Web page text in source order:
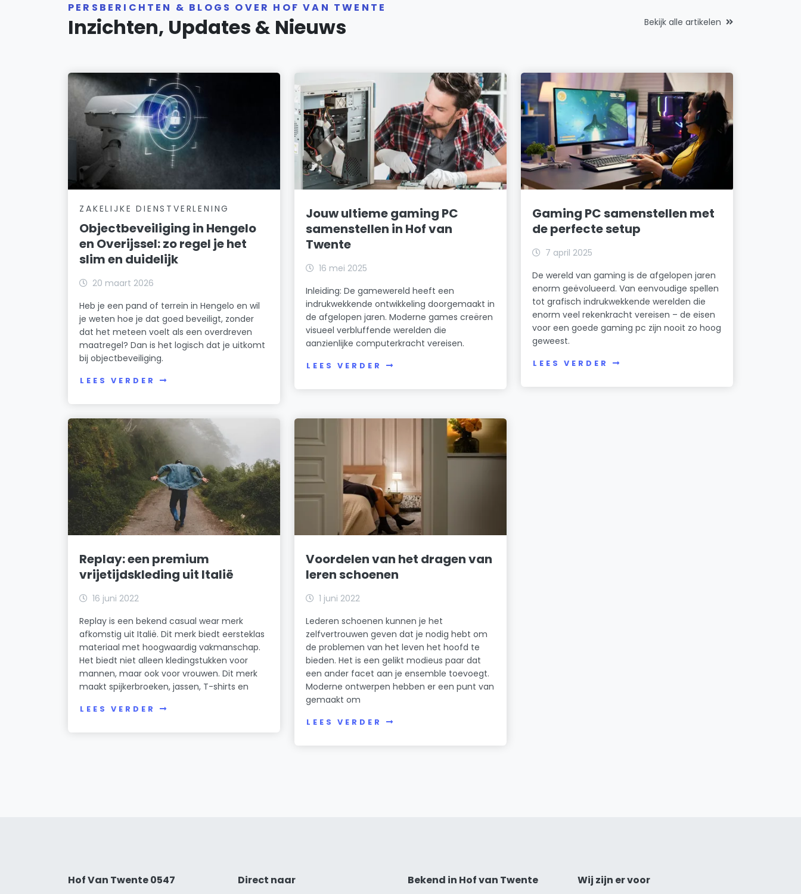
PERSBERICHTEN & BLOGS OVER HOF VAN TWENTE
Inzichten, Updates & Nieuws Bekijk alle artikelen
ZAKELIJKE DIENSTVERLENING
Objectbeveiliging in Hengelo
en Overijssel: zo regel je het
slim en duidelijk
20 maart 2026
Heb je een pand of terrein in Hengelo en wil
je weten hoe je dat goed beveiligt, zonder
dat het meteen voelt als een overdreven
maatregel? Dan is het logisch dat je uitkomt
bij objectbeveiliging.
LEES VERDER
Jouw ultieme gaming PC
samenstellen in Hof van
Twente
16 mei 2025
Inleiding: De gamewereld heeft een
indrukwekkende ontwikkeling doorgemaakt in
de afgelopen jaren. Moderne games creëren
visueel verbluffende werelden die
aanzienlijke computerkracht vereisen.
LEES VERDER
Gaming PC samenstellen met
de perfecte setup
7 april 2025
De wereld van gaming is de afgelopen jaren
enorm geëvolueerd. Van eenvoudige spellen
tot grafisch indrukwekkende werelden die
enorm veel rekenkracht vereisen – de eisen
voor een goede gaming pc zijn nooit zo hoog
geweest.
LEES VERDER
Replay: een premium
vrijetijdskleding uit Italië
16 juni 2022
Replay is een bekend casual wear merk
afkomstig uit Italië. Dit merk biedt eersteklas
materiaal met hoogwaardig vakmanschap.
Het biedt niet alleen kledingstukken voor
mannen, maar ook voor vrouwen. Dit merk
maakt spijkerbroeken, jassen, T-shirts en
LEES VERDER
Voordelen van het dragen van
leren schoenen
1 juni 2022
Lederen schoenen kunnen je het
zelfvertrouwen geven dat je nodig hebt om
de problemen van het leven het hoofd te
bieden. Het is een gelikt modieus paar dat
een ander facet aan je ensemble toevoegt.
Moderne ontwerpen hebben er een punt van
gemaakt om
LEES VERDER
Hof Van Twente 0547 Direct naar Bekend in Hof van Twente Wij zijn er voor